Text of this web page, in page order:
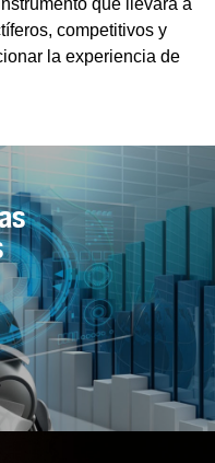
que llevará a
competitivos y
la experiencia de